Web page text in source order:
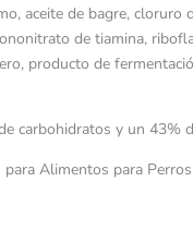
aceite de bagre,
de tiamina,
producto de
carbohidratos y un 43%
Alimentos para